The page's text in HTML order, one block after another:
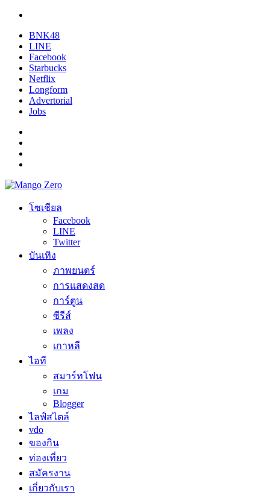
BNK48
LINE
Facebook
Starbucks
Netflix
Longform
Advertorial
Jobs
โซเชียล
Facebook
LINE
Twitter
บันเทิง
ภาพยนตร์
การแสดงสด
การ์ตูน
ซีรีส์
เพลง
เกาหลี
ไอที
สมาร์ทโฟน
เกม
Blogger
ไลฟ์สไตล์
vdo
ของกิน
ท่องเที่ยว
สมัครงาน
เกี่ยวกับเรา